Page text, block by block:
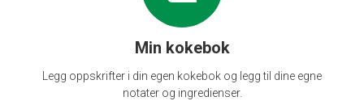
Min kokebok
Legg oppskrifter i din egen kokebok og legg til dine egne
notater og ingredienser.